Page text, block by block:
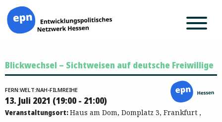
Inhalt
springen
Blickwechsel – Sichtweisen auf deutsche Freiwillige
FERN:WELT:NAH-FILMREIHE
13. Juli 2021 (19:00 - 21:00)
Veranstaltungsort:Haus am Dom, Domplatz 3, Frankfurt ,